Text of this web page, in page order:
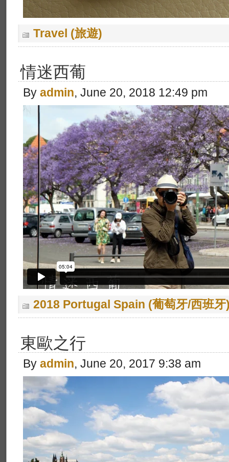
Travel (旅遊)
情迷西葡
By admin, June 20, 2018 12:49 pm
2018 Portugal Spain (葡萄牙/西班牙
東歐之行
By admin, June 20, 2017 9:38 am